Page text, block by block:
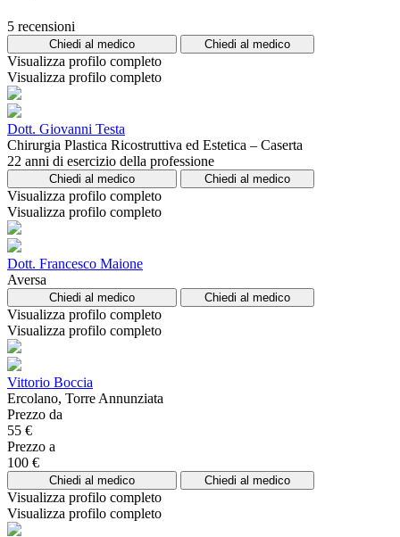
5 recensioni
Chiedi al medico Chiedi al medico
Visualizza profilo completo
Visualizza profilo completo
Dott. Giovanni Testa
Chirurgia Plastica Ricostruttiva ed Estetica – Caserta
22 anni di esercizio della professione
Chiedi al medico Chiedi al medico
Visualizza profilo completo
Visualizza profilo completo
Dott. Francesco Maione
Aversa
Chiedi al medico Chiedi al medico
Visualizza profilo completo
Visualizza profilo completo
Vittorio Boccia
Ercolano, Torre Annunziata
Prezzo da
55 €
Prezzo a
100 €
Chiedi al medico Chiedi al medico
Visualizza profilo completo
Visualizza profilo completo